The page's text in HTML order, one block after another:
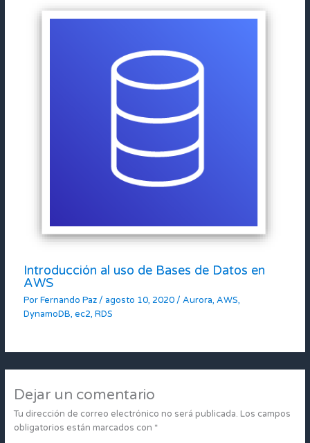
Introducción al uso de Bases de Datos en
AWS
PorFernando Paz/ agosto 10, 2020/Aurora,AWS,
DynamoDB,ec2,RDS
Dejar un comentario
Tu dirección de correo electrónico no será publicada. Los campos
obligatorios están marcados con *